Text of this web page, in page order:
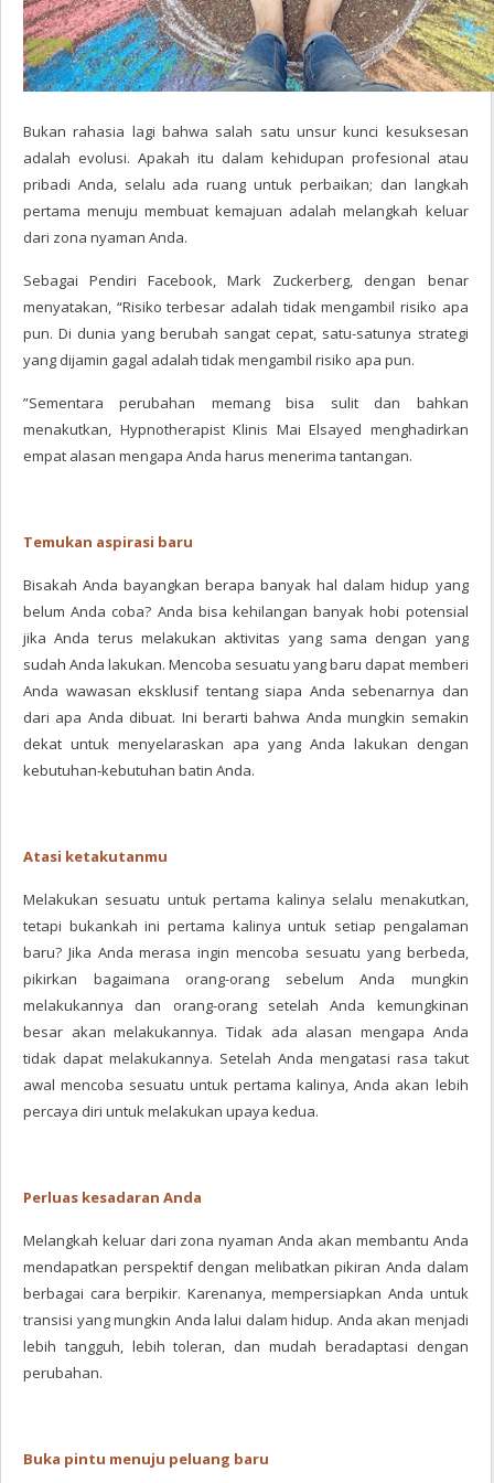
Bukan rahasia lagi bahwa salah satu unsur kunci kesuksesan
adalah evolusi. Apakah itu dalam kehidupan profesional atau
pribadi Anda, selalu ada ruang untuk perbaikan; dan langkah
pertama menuju membuat kemajuan adalah melangkah keluar
dari zona nyaman Anda.
Sebagai Pendiri Facebook, Mark Zuckerberg, dengan benar
menyatakan, “Risiko terbesar adalah tidak mengambil risiko apa
pun. Di dunia yang berubah sangat cepat, satu-satunya strategi
yang dijamin gagal adalah tidak mengambil risiko apa pun.
”Sementara perubahan memang bisa sulit dan bahkan
menakutkan, Hypnotherapist Klinis Mai Elsayed menghadirkan
empat alasan mengapa Anda harus menerima tantangan.
Temukan aspirasi baru
Bisakah Anda bayangkan berapa banyak hal dalam hidup yang
belum Anda coba? Anda bisa kehilangan banyak hobi potensial
jika Anda terus melakukan aktivitas yang sama dengan yang
sudah Anda lakukan. Mencoba sesuatu yang baru dapat memberi
Anda wawasan eksklusif tentang siapa Anda sebenarnya dan
dari apa Anda dibuat. Ini berarti bahwa Anda mungkin semakin
dekat untuk menyelaraskan apa yang Anda lakukan dengan
kebutuhan-kebutuhan batin Anda.
Atasi ketakutanmu
Melakukan sesuatu untuk pertama kalinya selalu menakutkan,
tetapi bukankah ini pertama kalinya untuk setiap pengalaman
baru? Jika Anda merasa ingin mencoba sesuatu yang berbeda,
pikirkan bagaimana orang-orang sebelum Anda mungkin
melakukannya dan orang-orang setelah Anda kemungkinan
besar akan melakukannya. Tidak ada alasan mengapa Anda
tidak dapat melakukannya. Setelah Anda mengatasi rasa takut
awal mencoba sesuatu untuk pertama kalinya, Anda akan lebih
percaya diri untuk melakukan upaya kedua.
Perluas kesadaran Anda
Melangkah keluar dari zona nyaman Anda akan membantu Anda
mendapatkan perspektif dengan melibatkan pikiran Anda dalam
berbagai cara berpikir. Karenanya, mempersiapkan Anda untuk
transisi yang mungkin Anda lalui dalam hidup. Anda akan menjadi
lebih tangguh, lebih toleran, dan mudah beradaptasi dengan
perubahan.
Buka pintu menuju peluang baru